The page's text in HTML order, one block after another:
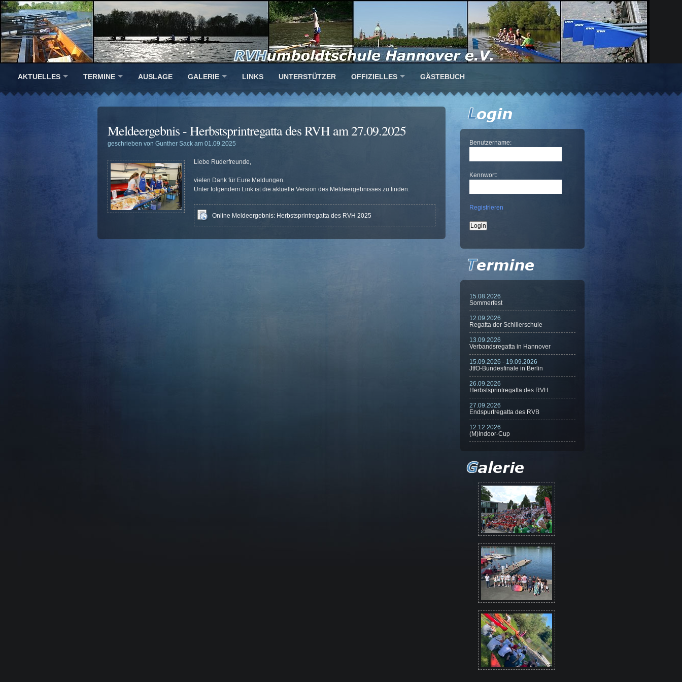
AKTUELLES TERMINE AUSLAGE GALERIE LINKS UNTERSTÜTZER OFFIZIELLES GÄSTEBUCH
Meldeergebnis - Herbstsprintregatta des RVH am 27.09.2025
geschrieben von Gunther Sack am 01.09.2025
Liebe Ruderfreunde,
vielen Dank für Eure Meldungen.
Unter folgendem Link ist die aktuelle Version des Meldeergebnisses zu finden:
Online Meldeergebnis: Herbstsprintregatta des RVH 2025
Benutzername:
Kennwort:
Registrieren
15.08.2026
Sommerfest
12.09.2026
Regatta der Schillerschule
13.09.2026
Verbandsregatta in Hannover
15.09.2026 - 19.09.2026
JtfO-Bundesfinale in Berlin
26.09.2026
Herbstsprintregatta des RVH
27.09.2026
Endspurtregatta des RVB
12.12.2026
(M)Indoor-Cup